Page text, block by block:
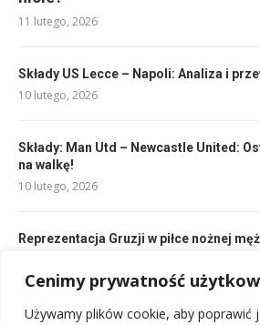
Cenimy prywatność
Używamy plików cookie, aby poprawić
11 lutego, 2026
Składy US Lecce – Napoli: Analiza i
10 lutego, 2026
Składy: Man Utd – Newcastle United:
na walkę!
10 lutego, 2026
Reprezentacja Gruzji w piłce nożnej
18 lutego, 2026